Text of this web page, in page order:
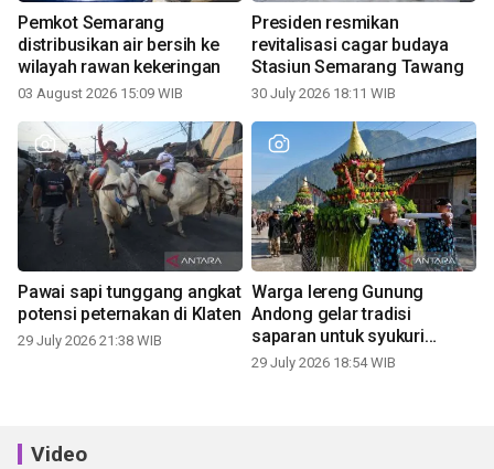
Pemkot Semarang
distribusikan air bersih ke
wilayah rawan kekeringan
03 August 2026 15:09 WIB
Presiden resmikan
revitalisasi cagar budaya
Stasiun Semarang Tawang
30 July 2026 18:11 WIB
Pawai sapi tunggang angkat
potensi peternakan di Klaten
29 July 2026 21:38 WIB
Warga lereng Gunung
Andong gelar tradisi
saparan untuk syukuri
panen
29 July 2026 18:54 WIB
Video